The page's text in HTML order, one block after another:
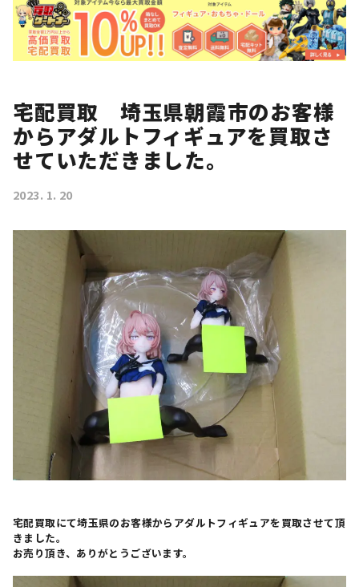
宅配買取 埼玉県朝霞市のお客様
からアダルトフィギュアを買取さ
せていただきました。
2023. 1. 20
宅配買取にて埼玉県のお客様からアダルトフィギュアを買取させて頂
きました。
お売り頂き、ありがとうございます。